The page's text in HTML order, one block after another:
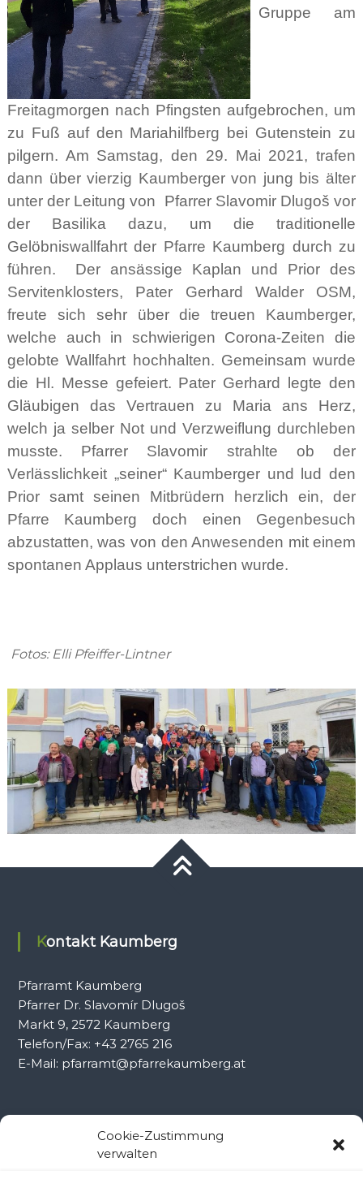
Cookie-Zustimmung
verwalten
Gruppe am
Freitagmorgen nach Pfingsten aufgebrochen, um
zu Fuß auf den Mariahilfberg bei Gutenstein zu
pilgern. Am Samstag, den 29. Mai 2021, trafen
dann über vierzig Kaumberger von jung bis älter
unter der Leitung von Pfarrer Slavomir Dlugoš vor
der Basilika dazu, um die traditionelle
Gelöbniswallfahrt der Pfarre Kaumberg durch zu
führen. Der ansässige Kaplan und Prior des
Servitenklosters, Pater Gerhard Walder OSM,
freute sich sehr über die treuen Kaumberger,
welche auch in schwierigen Corona-Zeiten die
gelobte Wallfahrt hochhalten. Gemeinsam wurde
die Hl. Messe gefeiert. Pater Gerhard legte den
Gläubigen das Vertrauen zu Maria ans Herz,
welch ja selber Not und Verzweiflung durchleben
musste. Pfarrer Slavomir strahlte ob der
Verlässlichkeit „seiner“ Kaumberger und lud den
Prior samt seinen Mitbrüdern herzlich ein, der
Pfarre Kaumberg doch einen Gegenbesuch
abzustatten, was von den Anwesenden mit einem
spontanen Applaus unterstrichen wurde.
Fotos: Elli Pfeiffer-Lintner
Kontakt Kaumberg
Pfarramt Kaumberg
Pfarrer Dr. Slavomír Dlugoš
Markt 9, 2572 Kaumberg
Telefon/Fax: +43 2765 216
E-Mail: pfarramt@pfarrekaumberg.at
Kontakt Ramsau